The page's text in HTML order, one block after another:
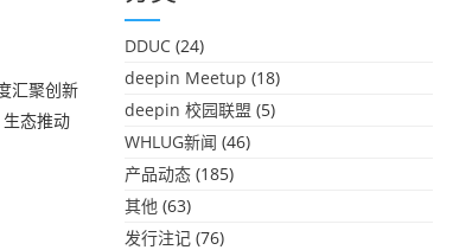
汇聚创新
态推动
DDUC (24)
deepin Meetup (18)
deepin 校园联盟 (5)
WHLUG新闻 (46)
产品动态 (185)
其他 (63)
发行注记 (76)